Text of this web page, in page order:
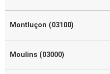
Montluçon (03100)
Moulins (03000)